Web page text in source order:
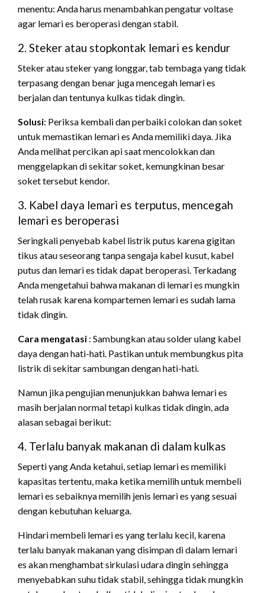
menentu: Anda harus menambahkan pengatur voltase
agar lemari es beroperasi dengan stabil.
2. Steker atau stopkontak lemari es kendur
Steker atau steker yang longgar, tab tembaga yang tidak
terpasang dengan benar juga mencegah lemari es
berjalan dan tentunya kulkas tidak dingin.
Solusi: Periksa kembali dan perbaiki colokan dan soket
untuk memastikan lemari es Anda memiliki daya. Jika
Anda melihat percikan api saat mencolokkan dan
menggelapkan di sekitar soket, kemungkinan besar
soket tersebut kendor.
3. Kabel daya lemari es terputus, mencegah
lemari es beroperasi
Seringkali penyebab kabel listrik putus karena gigitan
tikus atau seseorang tanpa sengaja kabel kusut, kabel
putus dan lemari es tidak dapat beroperasi. Terkadang
Anda mengetahui bahwa makanan di lemari es mungkin
telah rusak karena kompartemen lemari es sudah lama
tidak dingin.
Cara mengatasi : Sambungkan atau solder ulang kabel
daya dengan hati-hati. Pastikan untuk membungkus pita
listrik di sekitar sambungan dengan hati-hati.
Namun jika pengujian menunjukkan bahwa lemari es
masih berjalan normal tetapi kulkas tidak dingin, ada
alasan sebagai berikut:
4. Terlalu banyak makanan di dalam kulkas
Seperti yang Anda ketahui, setiap lemari es memiliki
kapasitas tertentu, maka ketika memilih untuk membeli
lemari es sebaiknya memilih jenis lemari es yang sesuai
dengan kebutuhan keluarga.
Hindari membeli lemari es yang terlalu kecil, karena
terlalu banyak makanan yang disimpan di dalam lemari
es akan menghambat sirkulasi udara dingin sehingga
menyebabkan suhu tidak stabil, sehingga tidak mungkin